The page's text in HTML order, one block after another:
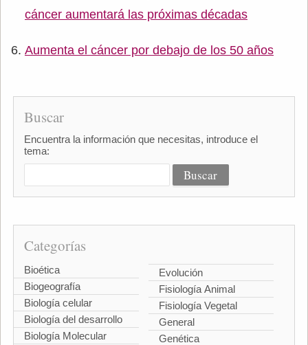
cáncer aumentará las próximas décadas
Aumenta el cáncer por debajo de los 50 años
Buscar
Encuentra la información que necesitas, introduce el
tema:
Categorías
Bioética
Biogeografía
Biología celular
Biología del desarrollo
Biología Molecular
Evolución
Fisiología Animal
Fisiología Vegetal
General
Genética